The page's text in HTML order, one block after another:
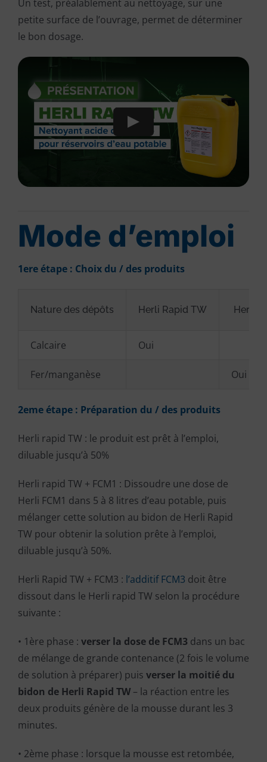
Un test, préalablement au nettoyage, sur une
petite surface de l’ouvrage, permet de déterminer
le bon dosage.
Mode d’emploi
1ere étape : Choix du / des produits
Nature des dépôts Herli Rapid TW Herli
Calcaire Oui
Fer/manganèse Oui
2eme étape : Préparation du / des produits
Herli rapid TW : le produit est prêt à l’emploi,
diluable jusqu’à 50%
Herli rapid TW + FCM1 : Dissoudre une dose de
Herli FCM1 dans 5 à 8 litres d’eau potable, puis
mélanger cette solution au bidon de Herli Rapid
TW pour obtenir la solution prête à l’emploi,
diluable jusqu’à 50%.
Herli Rapid TW + FCM3 : l’additif FCM3 doit être
dissout dans le Herli rapid TW selon la procédure
suivante :
• 1ère phase : verser la dose de FCM3dans un bac
de mélange de grande contenance (2 fois le volume
de solution à préparer) puis verser la moitié du
bidon de Herli Rapid TW– la réaction entre les
deux produits génère de la mousse durant les 3
minutes.
• 2ème phase : lorsque la mousse est retombée,